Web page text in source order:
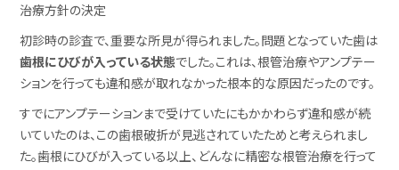
治療方針の決定
初診時の診査で、重要な所見が得られました。問題となっていた歯は
歯根にひびが入っている状態でした。これは、根管治療やアンプテー
ションを行っても違和感が取れなかった根本的な原因だったのです。
すでにアンプテーションまで受けていたにもかかわらず違和感が続
いていたのは、この歯根破折が見逃されていたためと考えられまし
た。歯根にひびが入っている以上、どんなに精密な根管治療を行って